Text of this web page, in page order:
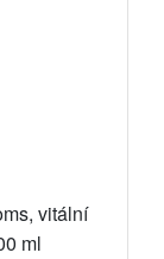
vitální
ml